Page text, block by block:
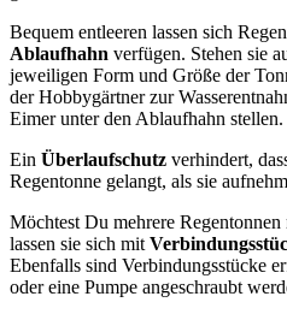
Bequem entleeren lassen sich
Ablaufhahn verfügen. Stehen sie
jeweiligen Form und Größe der
der Hobbygärtner zur
Eimer unter den Ablaufhahn stellen.
Ein Überlaufschutz verhindert,
Regentonne gelangt, als sie
Möchtest Du mehrere
lassen sie sich mit
Ebenfalls sind Verbindungsstücke
oder eine Pumpe angeschraubt